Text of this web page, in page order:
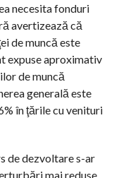
necesita fonduri
avertizează că
de muncă este
expuse aproximativ
de muncă
generală este
în ţările cu venituri
de dezvoltare s-ar
mai reduse